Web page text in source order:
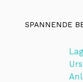
SPANNENDE